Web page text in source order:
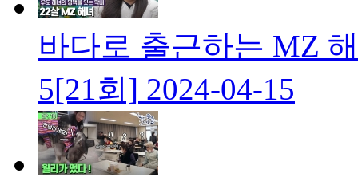
바다로 출근하는 MZ
5[21회] 2024-04-15